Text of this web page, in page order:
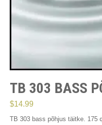
TB 303 BASS
$14.99
TB 303 bass põhjus täitke. 175